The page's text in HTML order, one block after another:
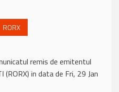
RORX
remis de emitentul
(RORX) in data de Fri, 29 Jan